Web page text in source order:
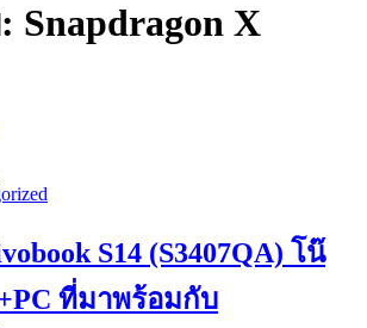
Snapdragon X
S14 (S3407QA) โน๊
ที่มาพร้อมกับ